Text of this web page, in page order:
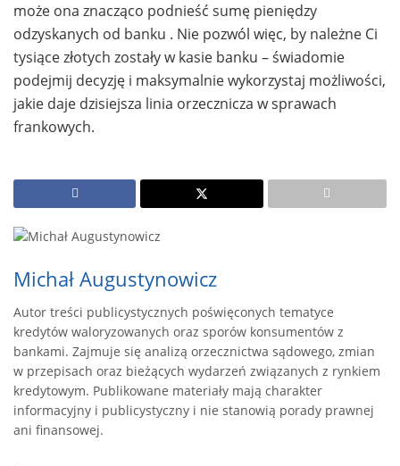
może ona znacząco podnieść sumę pieniędzy
odzyskanych od banku . Nie pozwól więc, by należne Ci
tysiące złotych zostały w kasie banku – świadomie
podejmij decyzję i maksymalnie wykorzystaj możliwości,
jakie daje dzisiejsza linia orzecznicza w sprawach
frankowych.
Michał Augustynowicz
Autor treści publicystycznych poświęconych tematyce
kredytów waloryzowanych oraz sporów konsumentów z
bankami. Zajmuje się analizą orzecznictwa sądowego, zmian
w przepisach oraz bieżących wydarzeń związanych z rynkiem
kredytowym. Publikowane materiały mają charakter
informacyjny i publicystyczny i nie stanowią porady prawnej
ani finansowej.